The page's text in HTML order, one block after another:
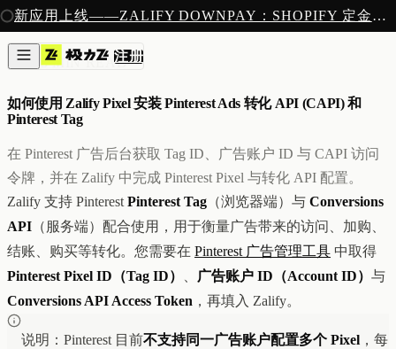
新应用上线——ZALIFY DOWNPAY：SHOPIFY 定金预售收款
注册
注册
产品
创作
邮件
AI 建站
获客
弹窗与表单
表单与提交
列表与分群
增长
邮件群发
广告智能投放
内测
分析
像素追踪
归因分析
像素 3 MIN READ
如何使用 Zalify Pixel 安装 Pinterest Ads 转化 API (CAPI) 和
Pinterest Tag
在 Pinterest 广告后台获取 Tag ID、广告账户 ID 与 CAPI 访问
令牌，并在 Zalify 中完成 Pinterest Pixel 与转化 API 配置。
Zalify 支持 Pinterest Pinterest Tag （浏览器端）与 Conversions
API （服务端）配合使用，用于衡量广告带来的访问、加购、
结账、购买等转化。您需要在 Pinterest 广告管理工具 中取得
Pinterest Pixel ID（Tag ID）
广告账户 ID（Account ID） 与
Conversions API Access Token ，再填入 Zalify。
说明：Pinterest 目前不支持同一广告账户配置多个 Pixel ，每